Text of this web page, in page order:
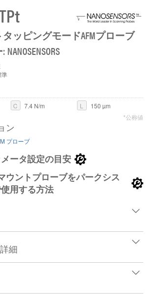
ッピングモードAFMプローブ
準
C 7.4 N/m L
150 µm
*公称値
ン
プローブ
メータ設定の目安
ウントプローブをパークシス
使用する方法
細